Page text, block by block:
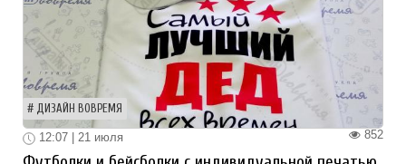
ДИЗАЙН ВОВРЕМЯ
852
12:07 | 21 июля